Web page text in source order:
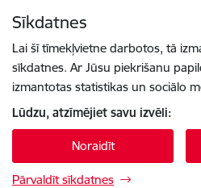
Sīkdatnes
Lai šī tīmekļvietne darbotos, tā
sīkdatnes. Ar Jūsu piekrišanu
izmantotas statistikas un sociālo
Lūdzu, atzīmējiet savu izvēli:
Noraidīt
Pārvaldīt sīkdatnes